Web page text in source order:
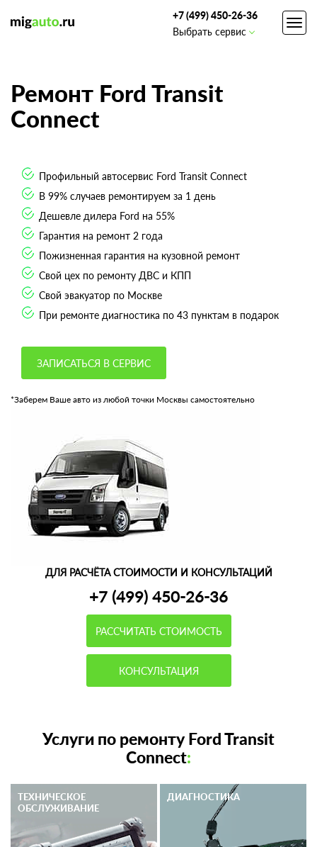
+7 (499) 450-26-36
Выбрать сервис
Ремонт Ford Transit
Connect
Профильный автосервис Ford Transit Connect
В 99% случаев ремонтируем за 1 день
Дешевле дилера Ford на 55%
Гарантия на ремонт 2 года
Пожизненная гарантия на кузовной ремонт
Свой цех по ремонту ДВС и КПП
Свой эвакуатор по Москве
При ремонте диагностика по 43 пунктам в подарок
ЗАПИСАТЬСЯ В СЕРВИС
*Заберем Ваше авто из любой точки Москвы самостоятельно
ДЛЯ РАСЧЁТА СТОИМОСТИ И КОНСУЛЬТАЦИЙ
+7 (499) 450-26-36
РАССЧИТАТЬ СТОИМОСТЬ
КОНСУЛЬТАЦИЯ
Услуги по ремонту Ford Transit
Connect:
ТЕХНИЧЕСКОЕ
ОБСЛУЖИВАНИЕ
ДИАГНОСТИКА